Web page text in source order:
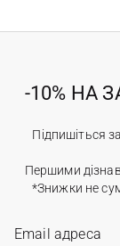
-10% НА
Підпишіться
Першими
*Знижки не